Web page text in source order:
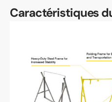
Caractéristiques